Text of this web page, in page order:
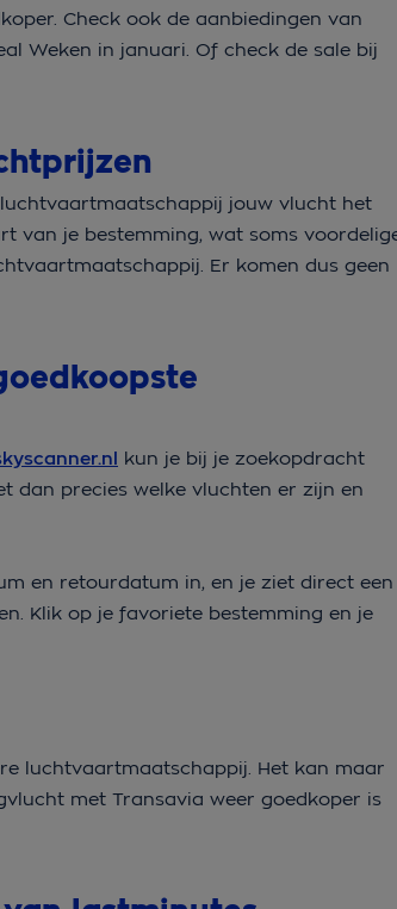
Check ook de aanbiedingen van
Weken in januari. Of check de sale bij
jouw vlucht het
van je bestemming, wat soms
Er komen dus geen
kun je bij je zoekopdracht
dan precies welke vluchten er zijn en
en retourdatum in, en je ziet direct een
Klik op je favoriete bestemming en je
luchtvaartmaatschappij. Het kan maar
met Transavia weer goedkoper is